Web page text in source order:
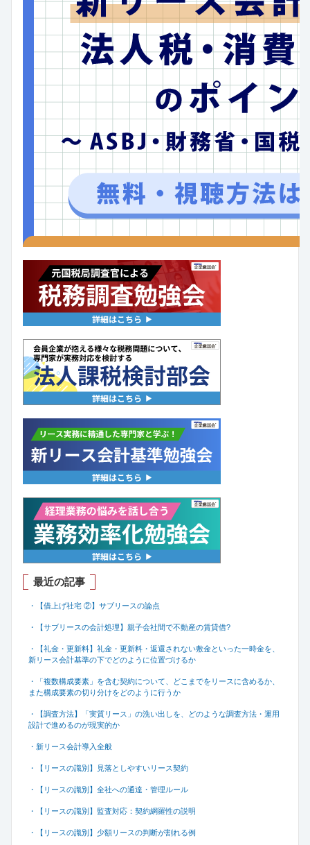
最近の記事
・【借上げ社宅 ②】サブリースの論点
・【サブリースの会計処理】親子会社間で不動産の賃貸借?
・【礼金・更新料】礼金・更新料・返還されない敷金といった一時金を、
新リース会計基準の下でどのように位置づけるか
・「複数構成要素」を含む契約について、どこまでをリースに含めるか、
また構成要素の切り分けをどのように行うか
・【調査方法】「実質リース」の洗い出しを、どのような調査方法・運用
設計で進めるのが現実的か
・新リース会計導入全般
・【リースの識別】見落としやすいリース契約
・【リースの識別】全社への通達・管理ルール
・【リースの識別】監査対応：契約網羅性の説明
・【リースの識別】少額リースの判断が割れる例